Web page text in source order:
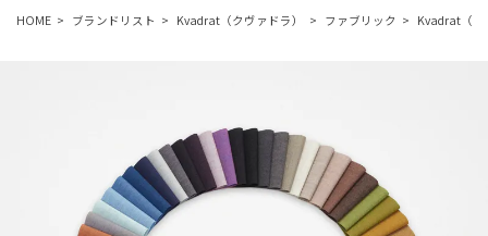
HOME ブランドリスト Kvadrat（クヴァドラ） ファブリック Kvadrat（ク